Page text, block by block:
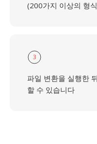
(200가지 이상의 형
3
파일 변환을 실행한
할 수 있습니다